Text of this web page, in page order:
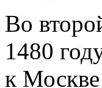
Во
1480
к